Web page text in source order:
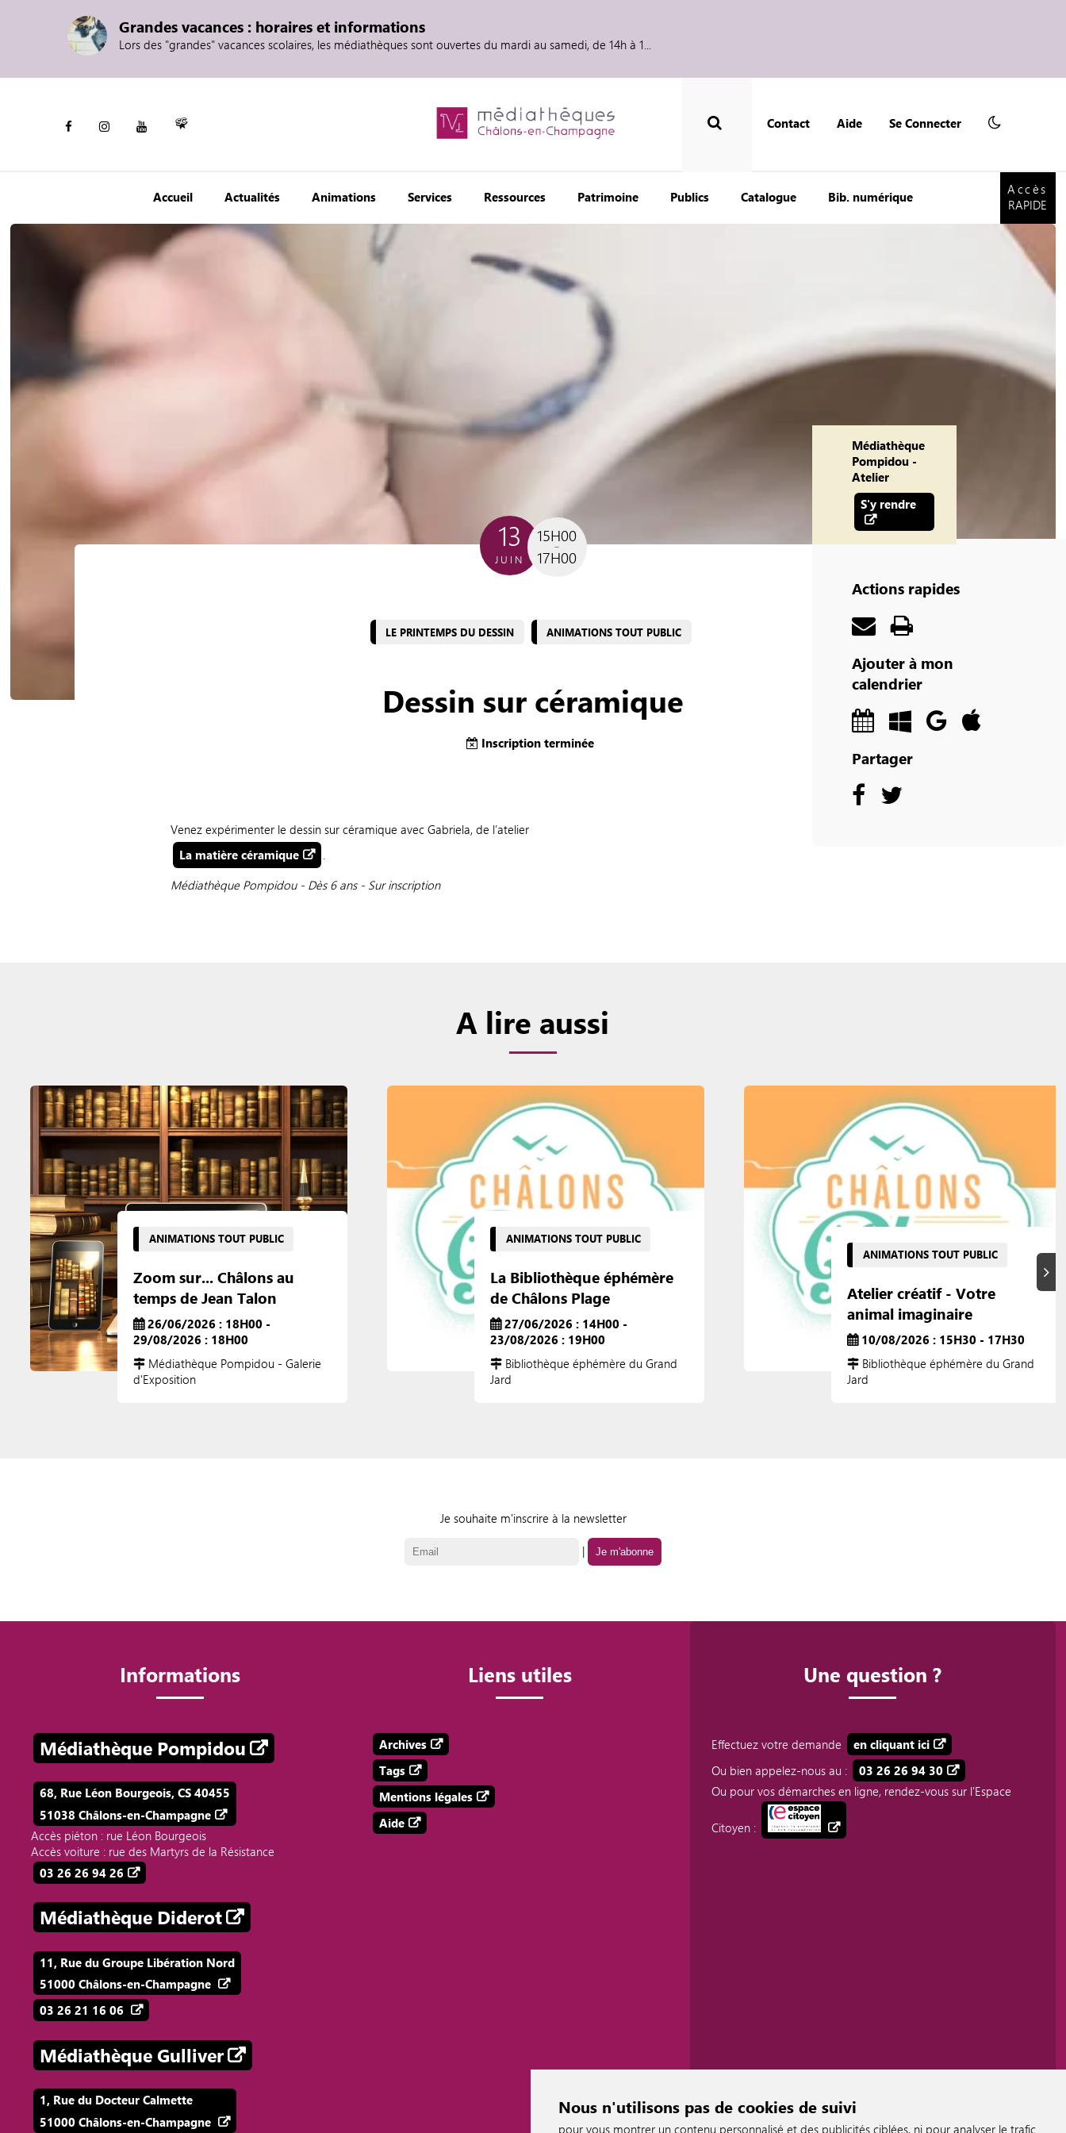
Nous n'utilisons pas de cookies de suivi
pour vous montrer un contenu personnalisé et des publicités ciblées, ni pour analyser le trafic.
Grandes vacances : horaires et informations
Lors des "grandes" vacances scolaires, les médiathèques sont ouvertes du mardi au samedi, de 14h à 1...
Contact Aide
Se Connecter
Accueil Actualités Animations Services Ressources Patrimoine Publics Catalogue Bib. numérique
Accès
RAPIDE
13
JUIN
15H00
17H00
LE PRINTEMPS DU DESSIN ANIMATIONS TOUT PUBLIC
Dessin sur céramique
Inscription terminée
Venez expérimenter le dessin sur céramique avec Gabriela, de l’atelier
La matière céramique
Médiathèque Pompidou - Dès 6 ans - Sur inscription
Médiathèque
Pompidou -
Atelier
S'y rendre
Actions rapides
Ajouter à mon
calendrier
Partager
A lire aussi
ANIMATIONS TOUT PUBLIC
Zoom sur... Châlons au
temps de Jean Talon
26/06/2026 : 18H00 -
29/08/2026 : 18H00
Médiathèque Pompidou - Galerie
d'Exposition
ANIMATIONS TOUT PUBLIC
La Bibliothèque éphémère
de Châlons Plage
27/06/2026 : 14H00 -
23/08/2026 : 19H00
Bibliothèque éphémère du Grand
Jard
ANIMATIONS TOUT PUBLIC
Atelier créatif - Votre
animal imaginaire
10/08/2026 : 15H30 - 17H30
Bibliothèque éphémère du Grand
Jard
Je souhaite m'inscrire à la newsletter
|
Informations
Médiathèque Pompidou
68, Rue Léon Bourgeois, CS 40455
51038 Châlons-en-Champagne
Accès piéton : rue Léon Bourgeois
Accès voiture : rue des Martyrs de la Résistance
03 26 26 94 26
Médiathèque Diderot
11, Rue du Groupe Libération Nord
51000 Châlons-en-Champagne
03 26 21 16 06
Médiathèque Gulliver
1, Rue du Docteur Calmette
51000 Châlons-en-Champagne
Liens utiles
Archives
Tags
Mentions légales
Aide
Une question ?
Effectuez votre demande
en cliquant ici
Ou bien appelez-nous au :
03 26 26 94 30
Ou pour vos démarches en ligne, rendez-vous sur l'Espace
Citoyen :